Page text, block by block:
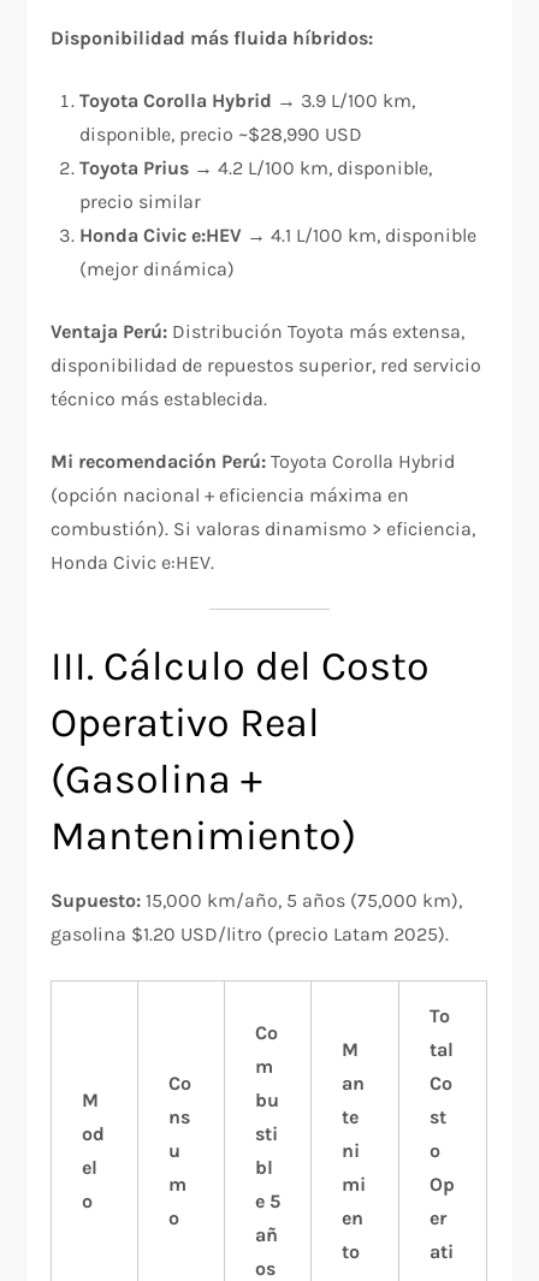
Disponibilidad más fluida híbridos:
Toyota Corolla Hybrid → 3.9 L/100 km,
disponible, precio ~$28,990 USD
Toyota Prius → 4.2 L/100 km, disponible,
precio similar
Honda Civic e:HEV → 4.1 L/100 km, disponible
(mejor dinámica)
Ventaja Perú: Distribución Toyota más extensa,
disponibilidad de repuestos superior, red servicio
técnico más establecida.
Mi recomendación Perú: Toyota Corolla Hybrid
(opción nacional + eficiencia máxima en
combustión). Si valoras dinamismo > eficiencia,
Honda Civic e:HEV.
III. Cálculo del Costo
Operativo Real
(Gasolina +
Mantenimiento)
Supuesto: 15,000 km/año, 5 años (75,000 km),
gasolina $1.20 USD/litro (precio Latam 2025).
M
od
el
o
Co
ns
u
m
o
Co
m
bu
sti
bl
e 5
añ
os
M
an
te
ni
mi
en
to
To
tal
Co
st
o
Op
er
ati